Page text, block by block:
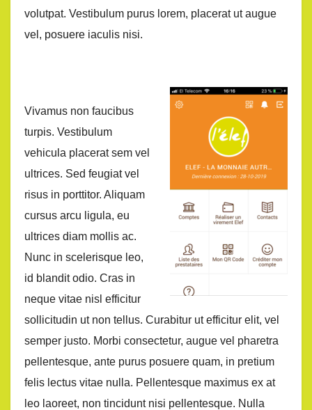
volutpat. Vestibulum purus lorem, placerat ut augue
vel, posuere iaculis nisi.
Vivamus non faucibus
turpis. Vestibulum
vehicula placerat sem vel
ultrices. Sed feugiat vel
risus in porttitor. Aliquam
cursus arcu ligula, eu
ultrices diam mollis ac.
Nunc in scelerisque leo,
id blandit odio. Cras in
neque vitae nisl efficitur
sollicitudin ut non tellus. Curabitur ut efficitur elit, vel
semper justo. Morbi consectetur, augue vel pharetra
pellentesque, ante purus posuere quam, in pretium
felis lectus vitae nulla. Pellentesque maximus ex at
leo laoreet, non tincidunt nisi pellentesque. Nulla